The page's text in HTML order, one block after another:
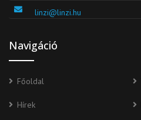
linzi@linzi.hu
Navigáció
Főoldal
Hírek